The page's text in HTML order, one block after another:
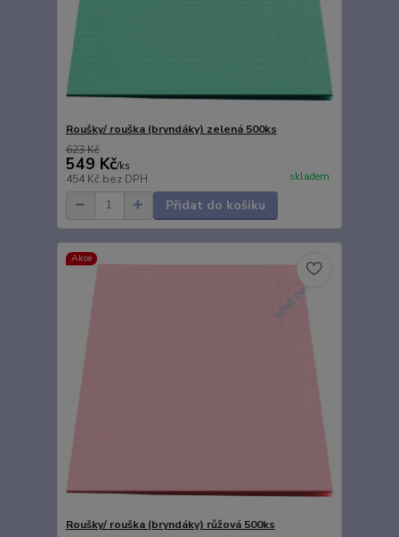
Roušky/ rouška (bryndáky) zelená 500ks
623 Kč
549 Kč/ks
454 Kč bez DPH skladem
Přidat do košíku
Akce
Roušky/ rouška (bryndáky) růžová 500ks